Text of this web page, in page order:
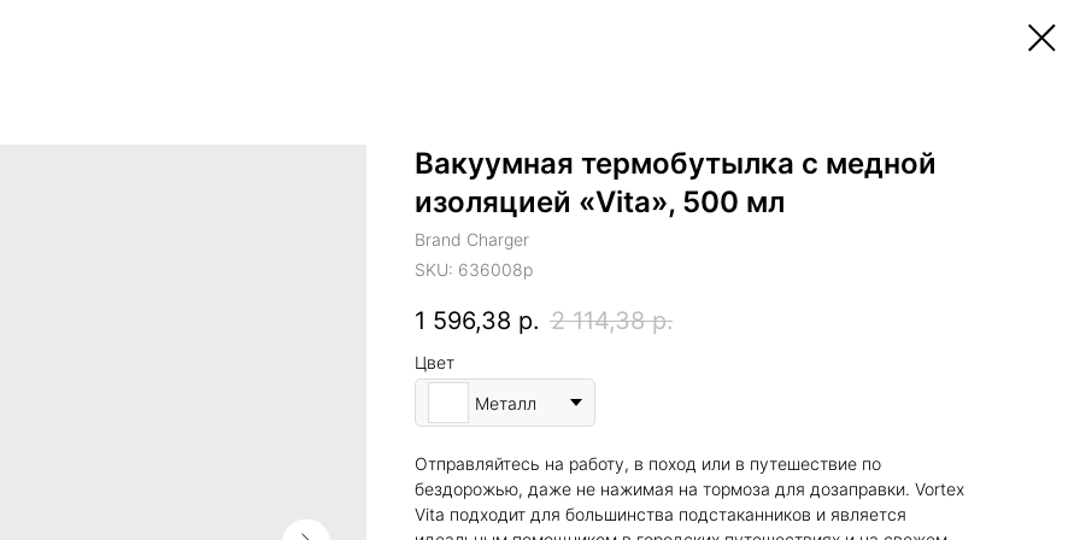
Вакуумная термобутылка с медной
изоляцией «Vita», 500 мл
Brand Charger
SKU: 636008p
1 596,38 р. 2 114,38 р.
Цвет
Металл
Отправляйтесь на работу, в поход или в путешествие по
бездорожью, даже не нажимая на тормоза для дозаправки. Vortex
Vita подходит для большинства подстаканников и является